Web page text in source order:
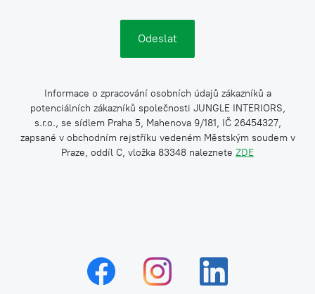
Informace o zpracování osobních údajů zákazníků a
potenciálních zákazníků společnosti JUNGLE INTERIORS,
s.r.o., se sídlem Praha 5, Mahenova 9/181, IČ 26454327,
zapsané v obchodním rejstříku vedeném Městským soudem v
Praze, oddíl C, vložka 83348 naleznete ZDE